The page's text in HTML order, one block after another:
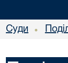
Суди •